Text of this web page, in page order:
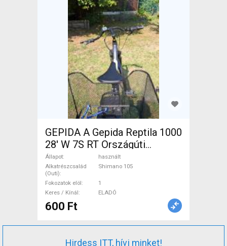
GEPIDA A Gepida Reptila 1000
28' W 7S RT Országúti
Shimano 105 használt ELADÓ
Állapot
használt
Alkatrészcsalád
(Outi)
Shimano 105
Fokozatok elöl
1
Keres / Kínál
ELADÓ
600 Ft
Hirdess ITT, hívj minket!